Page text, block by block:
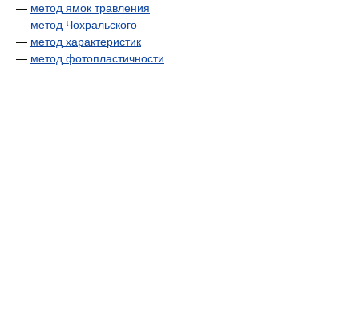
— метод ямок травления
— метод Чохральского
— метод характеристик
— метод фотопластичности